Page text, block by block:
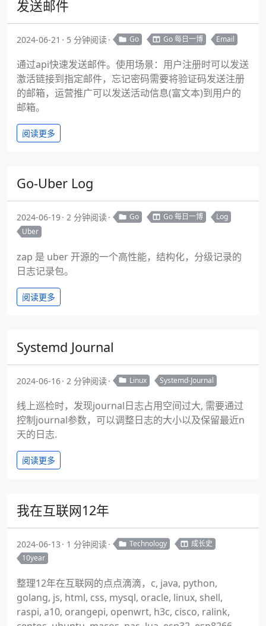
发送邮件
2024-06-21 5 分钟阅读 Go Go 每日一博 Email
通过api快速发送邮件。使用场景：用户注册时可以发送
激活链接到指定邮件，忘记密码需要将验证码发送注册
的邮箱，运营推广可以发送活动信息(富文本)到用户的
邮箱。
阅读更多
Go-Uber Log
2024-06-19 2 分钟阅读 Go Go 每日一博
Log
Uber
zap 是 uber 开源的一个高性能，结构化，分级记录的
日志记录包。
阅读更多
Systemd Journal
2024-06-16 2 分钟阅读 Linux Systemd-Journal
线上巡检时，发现journal日志占用空间过大, 需要通过
控制journal参数，可以调整日志的大小以及保留最近n
天的日志.
阅读更多
我在互联网12年
2024-06-13 1 分钟阅读 Technology
成长史
10year
整理12年在互联网的点点滴滴，c, java, python,
golang, js, html, css, mysql, oracle, linux, shell,
raspi, a10, orangepi, openwrt, h3c, cisco, ralink,